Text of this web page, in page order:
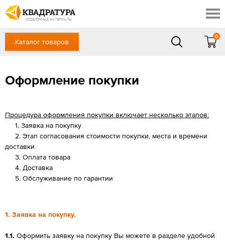
ОТДЕЛОЧНЫЕ МАТЕРИАЛЫ
Скидки
Акции
Готовые решения
Доставка и оплата
Отзывы
+7 (8652) 20-54-77
ЗАКАЗАТЬ ЗВОНОК
Каталог товаров
0
Оформление покупки
Процедура оформления покупки включает несколько этапов:
1. Заявка на покупку
2. Этап согласования стоимости покупки, места и времени
доставки
3. Оплата товара
4. Доставка
5. Обслуживание по гарантии
1. Заявка на покупку.
1.1. Оформить заявку на покупку Вы можете в разделе удобной